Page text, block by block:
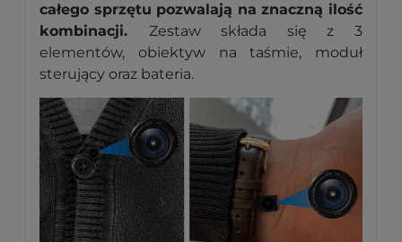
całego sprzętu pozwalają na znaczną ilość
kombinacji. Zestaw składa się z 3
elementów, obiektyw na taśmie, moduł
sterujący oraz bateria.